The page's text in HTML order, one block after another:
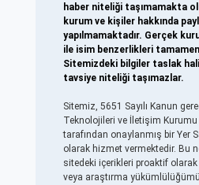
haber niteliği taşımamakta
kurum ve kişiler hakkında
yapılmamaktadır. Gerçek
ile isim benzerlikleri
Sitemizdeki bilgiler taslak
tavsiye niteliği taşımazlar.
Sitemiz, 5651 Sayılı Kanun
Teknolojileri ve İletişim Kurumu
tarafından onaylanmış bir Yer
olarak hizmet vermektedir. Bu
sitedeki içerikleri proaktif
veya araştırma